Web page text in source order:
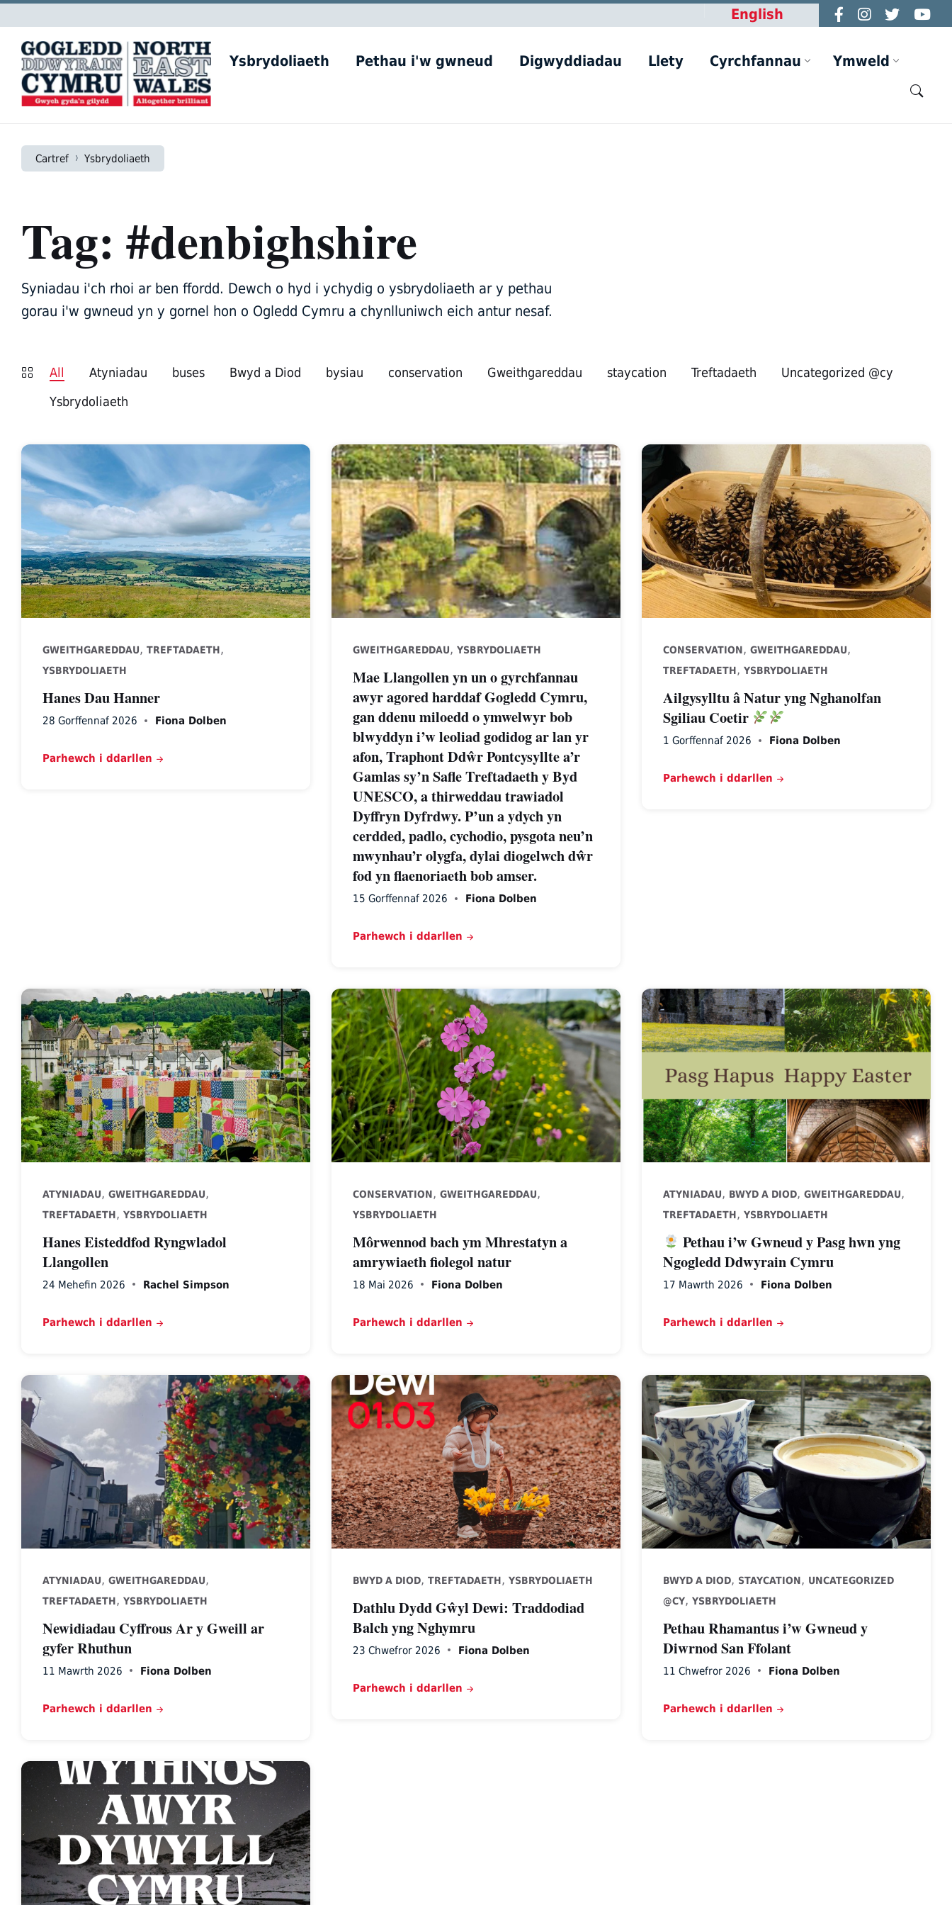
Skip
Skip
navigation
Skip
English
Ysbrydoliaeth Pethau i'w gwneud Digwyddiadau Llety Cyrchfannau Ymweld
Cartref Ysbrydoliaeth
Tag: #denbighshire
Syniadau i'ch rhoi ar ben ffordd. Dewch o hyd i ychydig o ysbrydoliaeth ar y pethau
gorau i'w gwneud yn y gornel hon o Ogledd Cymru a chynlluniwch eich antur nesaf.
All Atyniadau buses Bwyd a Diod bysiau conservation Gweithgareddau staycation Treftadaeth
Uncategorized @cy
Ysbrydoliaeth
GWEITHGAREDDAU, TREFTADAETH,
YSBRYDOLIAETH
Hanes Dau Hanner
28 Gorffennaf 2026 Fiona Dolben
Parhewch i ddarllen
GWEITHGAREDDAU, YSBRYDOLIAETH
Mae Llangollen yn un o gyrchfannau
awyr agored harddaf Gogledd Cymru,
gan ddenu miloedd o ymwelwyr bob
blwyddyn i’w leoliad godidog ar lan yr
afon, Traphont Ddŵr Pontcysyllte a’r
Gamlas sy’n Safle Treftadaeth y Byd
UNESCO, a thirweddau trawiadol
Dyffryn Dyfrdwy. P’un a ydych yn
cerdded, padlo, cychodio, pysgota neu’n
mwynhau’r olygfa, dylai diogelwch dŵr
fod yn flaenoriaeth bob amser.
15 Gorffennaf 2026 Fiona Dolben
Parhewch i ddarllen
CONSERVATION, GWEITHGAREDDAU,
TREFTADAETH, YSBRYDOLIAETH
Ailgysylltu â Natur yng Nghanolfan
Sgiliau Coetir
1 Gorffennaf 2026 Fiona Dolben
Parhewch i ddarllen
ATYNIADAU, GWEITHGAREDDAU,
TREFTADAETH, YSBRYDOLIAETH
Hanes Eisteddfod Ryngwladol
Llangollen
24 Mehefin 2026 Rachel Simpson
Parhewch i ddarllen
CONSERVATION, GWEITHGAREDDAU,
YSBRYDOLIAETH
Môrwennod bach ym Mhrestatyn a
amrywiaeth fiolegol natur
18 Mai 2026 Fiona Dolben
Parhewch i ddarllen
ATYNIADAU, BWYD A DIOD, GWEITHGAREDDAU,
TREFTADAETH, YSBRYDOLIAETH
Pethau i’w Gwneud y Pasg hwn yng
Ngogledd Ddwyrain Cymru
17 Mawrth 2026 Fiona Dolben
Parhewch i ddarllen
ATYNIADAU, GWEITHGAREDDAU,
TREFTADAETH, YSBRYDOLIAETH
Newidiadau Cyffrous Ar y Gweill ar
gyfer Rhuthun
11 Mawrth 2026 Fiona Dolben
Parhewch i ddarllen
BWYD A DIOD, TREFTADAETH, YSBRYDOLIAETH
Dathlu Dydd Gŵyl Dewi: Traddodiad
Balch yng Nghymru
23 Chwefror 2026 Fiona Dolben
Parhewch i ddarllen
BWYD A DIOD, STAYCATION, UNCATEGORIZED
@CY, YSBRYDOLIAETH
Pethau Rhamantus i’w Gwneud y
Diwrnod San Ffolant
11 Chwefror 2026 Fiona Dolben
Parhewch i ddarllen